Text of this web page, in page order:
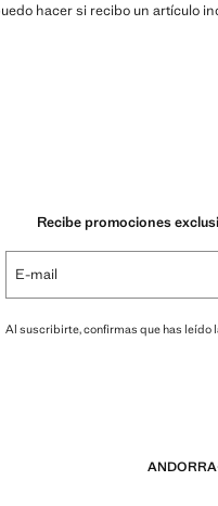
hacer si recibo un artículo
Recibe promociones
E-mail
Al suscribirte, confirmas que has leído
ANDORRA